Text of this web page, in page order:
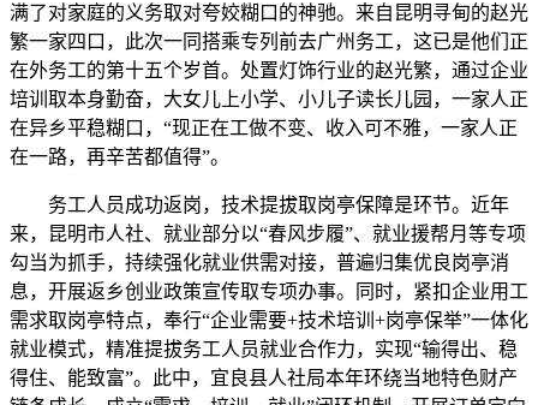
满了对家庭的义务取对夸姣糊口的神驰。来自昆明寻甸的赵光
繁一家四口，此次一同搭乘专列前去广州务工，这已是他们正
在外务工的第十五个岁首。处置灯饰行业的赵光繁，通过企业
培训取本身勤奋，大女儿上小学、小儿子读长儿园，一家人正
在异乡平稳糊口，“现正在工做不变、收入可不雅，一家人正
在一路，再辛苦都值得”。
务工人员成功返岗，技术提拔取岗亭保障是环节。近年
来，昆明市人社、就业部分以“春风步履”、就业援帮月等专项
勾当为抓手，持续强化就业供需对接，普遍归集优良岗亭消
息，开展返乡创业政策宣传取专项办事。同时，紧扣企业用工
需求取岗亭特点，奉行“企业需要+技术培训+岗亭保举”一体化
就业模式，精准提拔务工人员就业合作力，实现“输得出、稳
得住、能致富”。此中，宜良县人社局本年环绕当地特色财产